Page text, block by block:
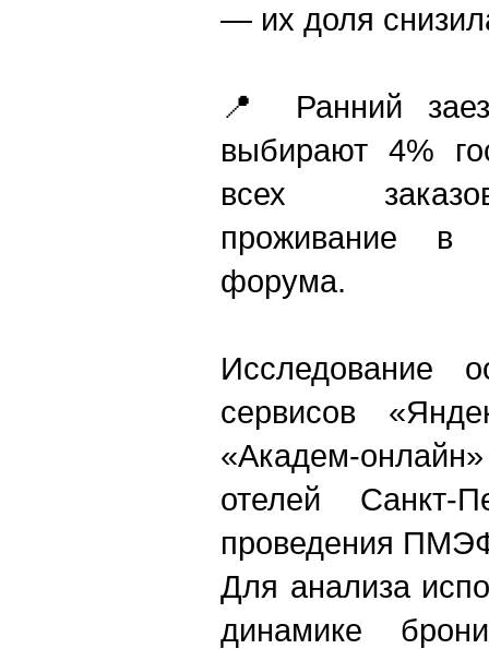
— их доля
📍 Ранний
выбирают 4%
всех
проживание в
форума.
Исследование
сервисов
«Академ-
отелей Санкт-
проведения
Для анализа
динамике